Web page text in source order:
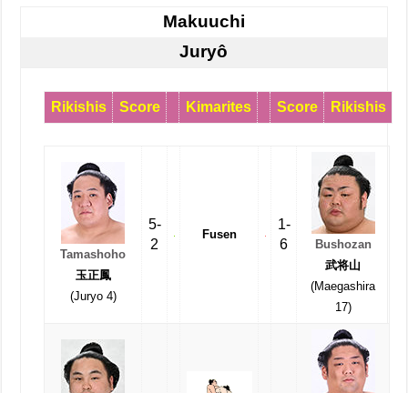
Makuuchi
Juryô
Rikishis Score Kimarites Score Rikishis
Tamashoho
玉正鳳
(Juryo 4)
5-
2
Fusen
1-
6
Bushozan
武将山
(Maegashira
17)